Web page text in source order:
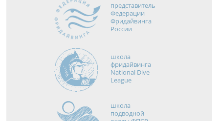
представитель
Федерации
Фридайвинга
России
школа
фридайвинга
National Dive
League
школа
подводной